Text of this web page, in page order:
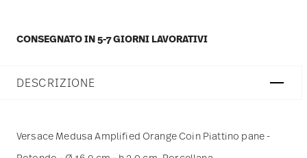
CONSEGNATO IN 5-7 GIORNI LAVORATIVI
DESCRIZIONE
Versace Medusa Amplified Orange Coin Piattino pane -